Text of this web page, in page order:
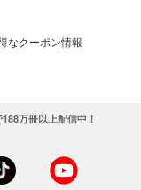
なクーポン情報
万冊以上配信中！